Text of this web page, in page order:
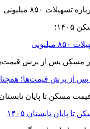
از پرش قیمت‌ها؛
پایان تابستان ۱۴۰۵